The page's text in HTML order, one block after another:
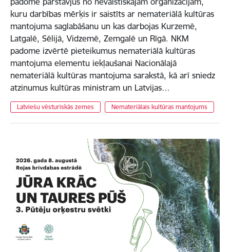
kuru darbības mērķis ir saistīts ar nemateriālā kultūras
mantojuma saglabāšanu un kas darbojas Kurzemē,
Latgalē, Sēlijā, Vidzemē, Zemgalē un Rīgā. NKM
padome izvērtē pieteikumus nemateriālā kultūras
mantojuma elementu iekļaušanai Nacionālajā
nemateriālā kultūras mantojuma sarakstā, kā arī sniedz
atzinumus kultūras ministram un Latvijas…
Latviešu vēsturiskās zemes Nemateriālais kultūras mantojums